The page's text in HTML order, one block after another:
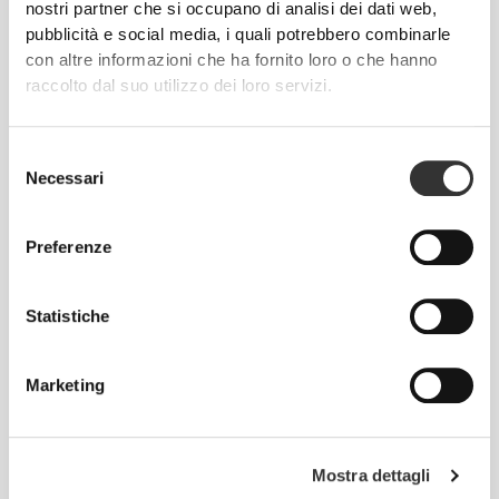
nostri partner che si occupano di analisi dei dati web,
pubblicità e social media, i quali potrebbero combinarle
con altre informazioni che ha fornito loro o che hanno
raccolto dal suo utilizzo dei loro servizi.
delNecessari
Preferenze
Statistiche
Marketing
Mostra dettagli
Totale libertà di movimento. La tua vestibilità
TAGLIA CONSIGLIATA IN BASE ALLE TUE